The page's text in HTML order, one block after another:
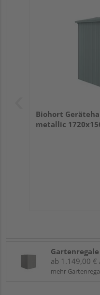
Biohort
metallic
Gartenregale
ab 1.149,00 €
mehr